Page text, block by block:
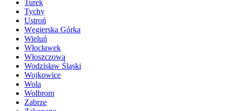
Turek
Tychy
Ustroń
Węgierska Górka
Wieluń
Włocławek
Włoszczowa
Wodzisław Śląski
Wojkowice
Wola
Wolbrom
Zabrze